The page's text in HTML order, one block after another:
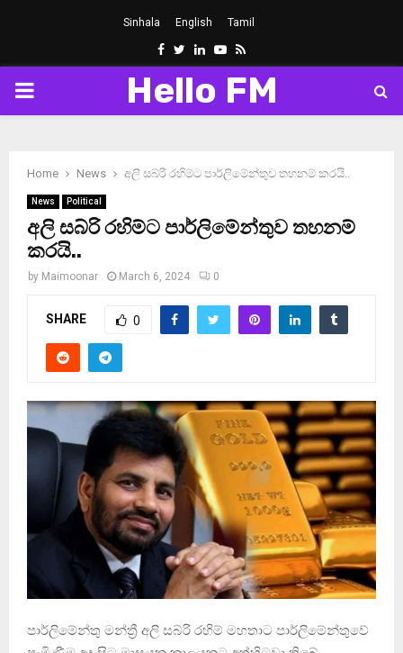
Sinhala English Tamil
Facebook
Twitter
LinkedinYoutube
Rss
PRIMARY
Hello FM
Home News අලි සබ්රි රහිම්ට පාර්ලිමේන්තුව තහනම් කරයි..
News Political
අලි සබ්රි රහිම්ට පාර්ලිමේන්තුව තහනම්
කරයි..
by Maimoonar March 6, 2024 0
SHARE 0
පාර්ලිමේන්තු මන්ත්‍රී අලි සබ්රි රහිම් මහතාට පාර්ලිමේන්තුවේ